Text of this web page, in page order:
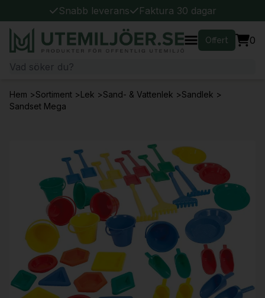
Snabb leverans Faktura 30 dagar
Offert 0
Hem >Sortiment >Lek >Sand- & Vattenlek >Sandlek >
Sandset Mega